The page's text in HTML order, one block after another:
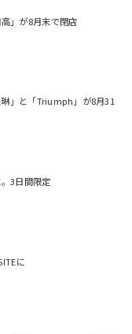
」が8月末で閉店
」と「Triumph」が8月31
3日間限定
に